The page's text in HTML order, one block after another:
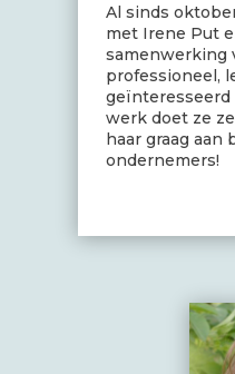
Al sinds
met Irene Put
samenwerking
professioneel,
geïnteresseerd
werk doet ze
haar graag aan
ondernemers!